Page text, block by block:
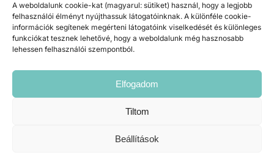
A weboldalunk cookie-kat (magyarul: sütiket) használ, hogy a legjobb
felhasználói élményt nyújthassuk látogatóinknak. A különféle cookie-
információk segítenek megérteni látogatóink viselkedését és különleges
funkciókat tesznek lehetővé, hogy a weboldalunk még hasznosabb
lehessen felhasználói szempontból.
Elfogadom
Tiltom
Beállítások
instagram.com/varrdoda/
Kapcsolat
Reserved • Developed by